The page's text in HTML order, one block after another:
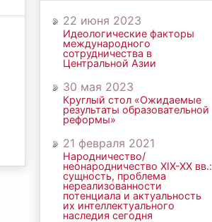
22 июня 2023
Идеологические факторы
международного
сотрудничества в
Центральной Азии
30 мая 2023
Круглый стол «Ожидаемые
результаты образовательной
реформы»
21 февраля 2021
Народничество/
неонародничество ХIХ-ХХ вв.:
сущность, проблема
нереализованности
потенциала и актуальность
их интеллектуального
наследия сегодня